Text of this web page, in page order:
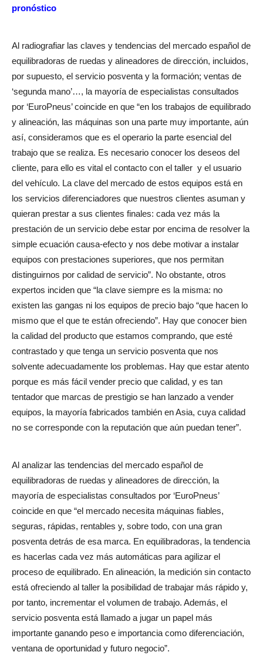
pronóstico
Al radiografiar las claves y tendencias del mercado español de
equilibradoras de ruedas y alineadores de dirección, incluidos,
por supuesto, el servicio posventa y la formación; ventas de
‘segunda mano’…, la mayoría de especialistas consultados
por ‘EuroPneus’ coincide en que “en los trabajos de equilibrado
y alineación, las máquinas son una parte muy importante, aún
así, consideramos que es el operario la parte esencial del
trabajo que se realiza. Es necesario conocer los deseos del
cliente, para ello es vital el contacto con el taller y el usuario
del vehículo. La clave del mercado de estos equipos está en
los servicios diferenciadores que nuestros clientes asuman y
quieran prestar a sus clientes finales: cada vez más la
prestación de un servicio debe estar por encima de resolver la
simple ecuación causa-efecto y nos debe motivar a instalar
equipos con prestaciones superiores, que nos permitan
distinguirnos por calidad de servicio”. No obstante, otros
expertos inciden que “la clave siempre es la misma: no
existen las gangas ni los equipos de precio bajo “que hacen lo
mismo que el que te están ofreciendo”. Hay que conocer bien
la calidad del producto que estamos comprando, que esté
contrastado y que tenga un servicio posventa que nos
solvente adecuadamente los problemas. Hay que estar atento
porque es más fácil vender precio que calidad, y es tan
tentador que marcas de prestigio se han lanzado a vender
equipos, la mayoría fabricados también en Asia, cuya calidad
no se corresponde con la reputación que aún puedan tener”.
Al analizar las tendencias del mercado español de
equilibradoras de ruedas y alineadores de dirección, la
mayoría de especialistas consultados por ‘EuroPneus’
coincide en que “el mercado necesita máquinas fiables,
seguras, rápidas, rentables y, sobre todo, con una gran
posventa detrás de esa marca. En equilibradoras, la tendencia
es hacerlas cada vez más automáticas para agilizar el
proceso de equilibrado. En alineación, la medición sin contacto
está ofreciendo al taller la posibilidad de trabajar más rápido y,
por tanto, incrementar el volumen de trabajo. Además, el
servicio posventa está llamado a jugar un papel más
importante ganando peso e importancia como diferenciación,
ventana de oportunidad y futuro negocio”.